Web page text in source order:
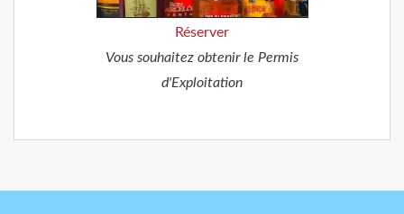
Réserver
Vous souhaitez obtenir le Permis
d'Exploitation